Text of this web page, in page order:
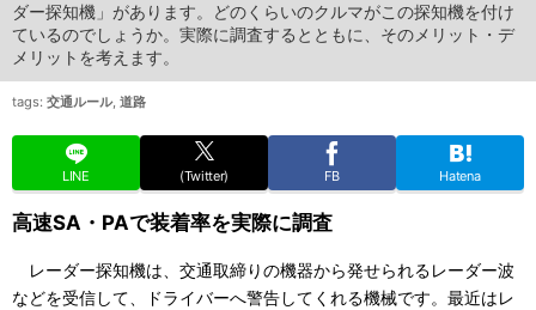
ダー探知機」があります。どのくらいのクルマがこの探知機を付け
ているのでしょうか。実際に調査するとともに、そのメリット・デ
メリットを考えます。
tags: 交通ルール, 道路
LINE (Twitter) FB Hatena
高速SA・PAで装着率を実際に調査
レーダー探知機は、交通取締りの機器から発せられるレーダー波
などを受信して、ドライバーへ警告してくれる機械です。最近はレ